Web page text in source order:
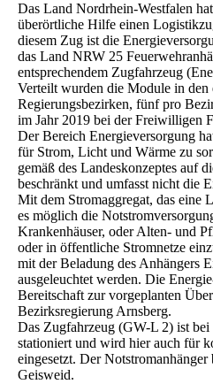
Das Land Nordrhein-Westfalen
überörtliche Hilfe einen
diesem Zug ist die
das Land NRW 25
entsprechendem Zugfahrzeug
Verteilt wurden die Module in den
Regierungsbezirken, fünf pro
im Jahr 2019 bei der Freiwilligen
Der Bereich Energieversorgung
für Strom, Licht und Wärme zu
gemäß des Landeskonzeptes auf
beschränkt und umfasst nicht die
Mit dem Stromaggregat, das eine
es möglich die
Krankenhäuser, oder Alten- und
oder in öffentliche Stromnetze
mit der Beladung des Anhängers
ausgeleuchtet werden. Die
Bereitschaft zur vorgeplanten
Bezirksregierung Arnsberg.
Das Zugfahrzeug (GW-L 2) ist
stationiert und wird hier auch für
eingesetzt. Der
Geisweid.